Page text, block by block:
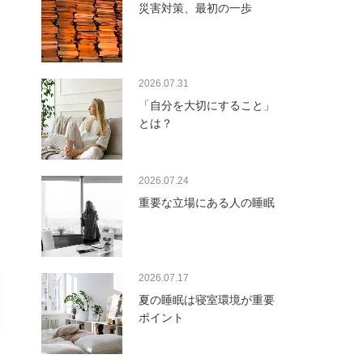
災害対策、最初の一歩
2026.07.31
「自分を大切にすること」
とは？
2026.07.24
重要な立場にある人の睡眠
2026.07.17
夏の睡眠は寝室環境が重要
ポイント